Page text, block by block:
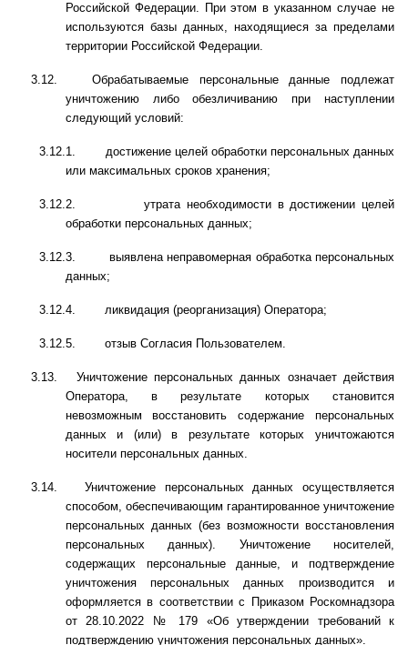
Российской Федерации. При этом в указанном случае не
используются базы данных, находящиеся за пределами
территории Российской Федерации.
3.12.
Обрабатываемые персональные данные подлежат
уничтожению либо обезличиванию при наступлении
следующий условий:
3.12.1.
достижение целей обработки персональных данных
или максимальных сроков хранения;
3.12.2.
утрата необходимости в достижении целей
обработки персональных данных;
3.12.3.
выявлена неправомерная обработка персональных
данных;
3.12.4. ликвидация (реорганизация) Оператора;
3.12.5. отзыв Согласия Пользователем.
3.13.
Уничтожение персональных данных означает действия
Оператора, в результате которых становится
невозможным восстановить содержание персональных
данных и (или) в результате которых уничтожаются
носители персональных данных.
3.14.
Уничтожение персональных данных осуществляется
способом, обеспечивающим гарантированное уничтожение
персональных данных (без возможности восстановления
персональных данных). Уничтожение носителей,
содержащих персональные данные, и подтверждение
уничтожения персональных данных производится и
оформляется в соответствии с Приказом Роскомнадзора
от 28.10.2022 № 179 «Об утверждении требований к
подтверждению уничтожения персональных данных».